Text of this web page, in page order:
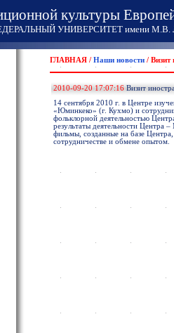
культуры
УНИВЕРСИТЕТ имени М.В.
ГЛАВНАЯ / Наши новости / Визит
2010-09-20 17:07:16 Визит
14 сентября 2010 г. в Центре
«Юминкеко» (г. Кухмо) и
фольклорной деятельностью
результаты деятельности Центра
фильмы, созданные на базе
сотрудничестве и обмене опытом.